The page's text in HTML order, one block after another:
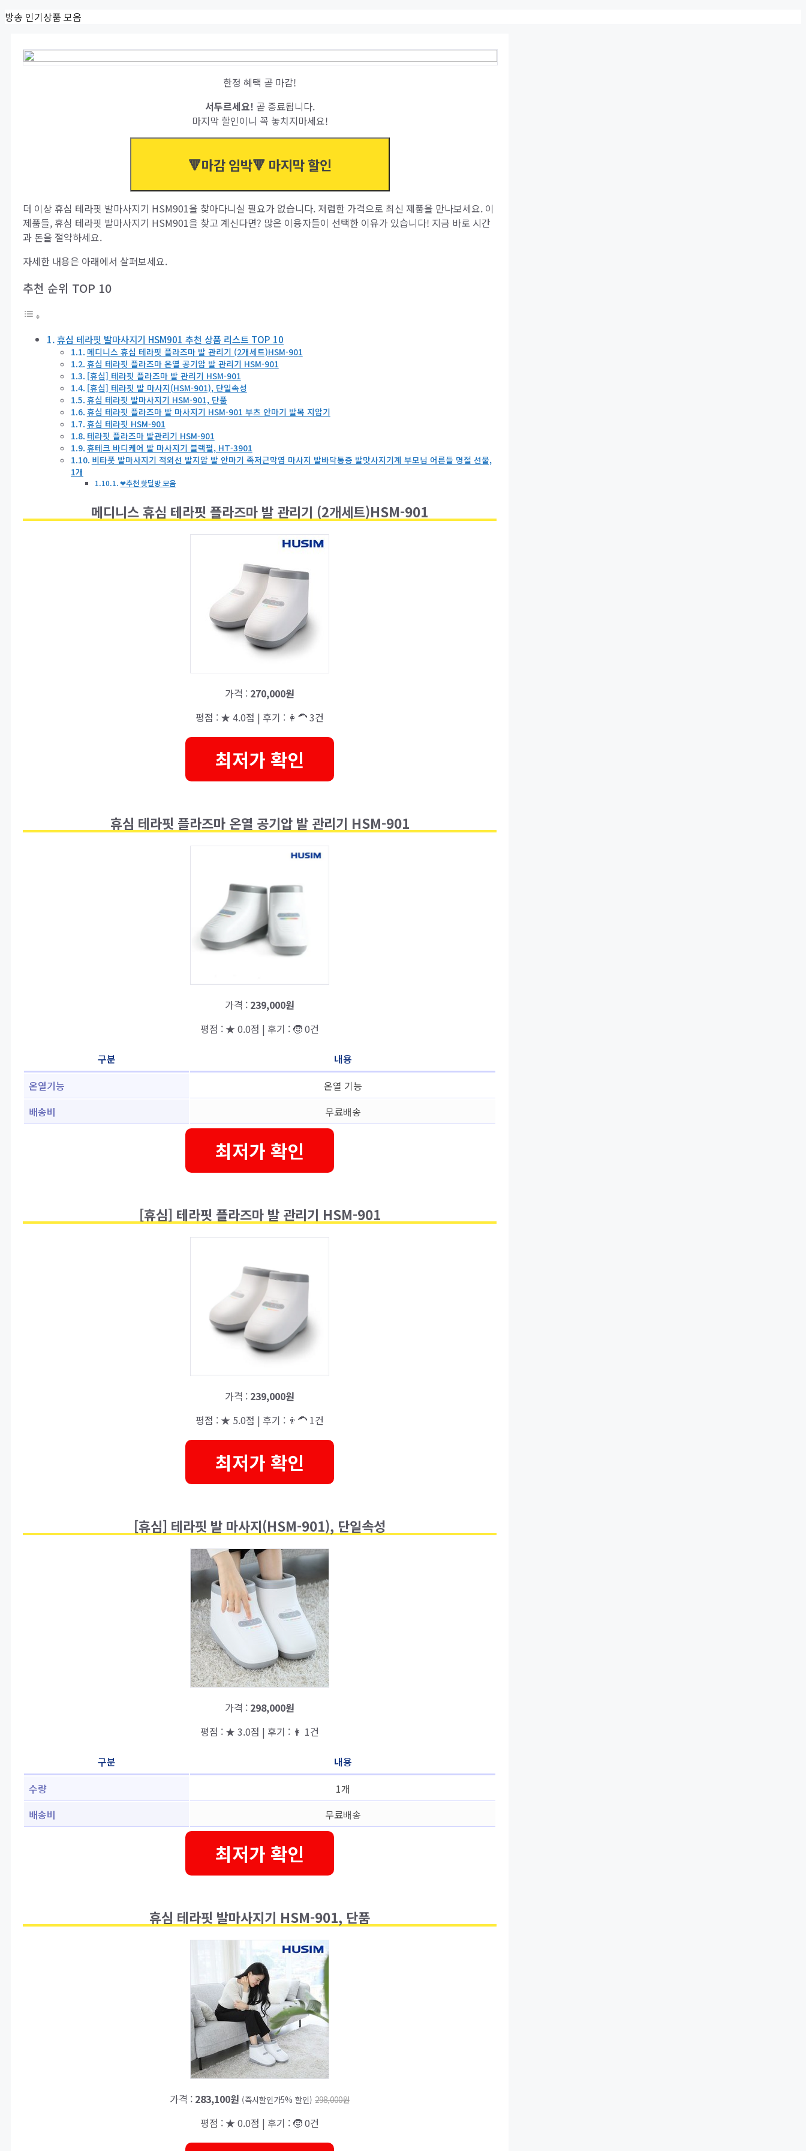
Skip
방송 인기상품 모음
한정 혜택 곧 마감!
서두르세요! 곧 종료됩니다.
마지막 할인이니 꼭 놓치지마세요!
🔻마감 임박🔻 마지막 할인
더 이상 휴심 테라핏 발마사지기 HSM901을 찾아다니실 필요가 없습니다. 저렴한 가격으로 최신 제품을 만나보세요. 이
제품들, 휴심 테라핏 발마사지기 HSM901을 찾고 계신다면? 많은 이용자들이 선택한 이유가 있습니다! 지금 바로 시간
과 돈을 절약하세요.
자세한 내용은 아래에서 살펴보세요.
추천 순위 TOP 10
휴심 테라핏 발마사지기 HSM901 추천 상품 리스트 TOP 10
메디니스 휴심 테라핏 플라즈마 발 관리기 (2개세트)HSM-901
휴심 테라핏 플라즈마 온열 공기압 발 관리기 HSM-901
[휴심] 테라핏 플라즈마 발 관리기 HSM-901
[휴심] 테라핏 발 마사지(HSM-901), 단일속성
휴심 테라핏 발마사지기 HSM-901, 단품
휴심 테라핏 플라즈마 발 마사지기 HSM-901 부츠 안마기 발목 지압기
휴심 테라핏 HSM-901
테라핏 플라즈마 발관리기 HSM-901
휴테크 바디케어 발 마사지기 블랙펄, HT-3901
비타풋 발마사지기 적외선 발지압 발 안마기 족저근막염 마사지 발바닥통증 발맛사지기계 부모님 어른들 명절 선물,
1개
❤추천 핫딜방 모음
메디니스 휴심 테라핏 플라즈마 발 관리기 (2개세트)HSM-901
가격 : 270,000원
평점 : ★ 4.0점 | 후기 : 👩‍🦱 3건
최저가 확인
휴심 테라핏 플라즈마 온열 공기압 발 관리기 HSM-901
가격 : 239,000원
평점 : ★ 0.0점 | 후기 : 🧒 0건
구분
내용
온열기능
온열 기능
배송비
무료배송
최저가 확인
[휴심] 테라핏 플라즈마 발 관리기 HSM-901
가격 : 239,000원
평점 : ★ 5.0점 | 후기 : 👨‍🦱 1건
최저가 확인
[휴심] 테라핏 발 마사지(HSM-901), 단일속성
가격 : 298,000원
평점 : ★ 3.0점 | 후기 : 👩 1건
구분
내용
수량
1개
배송비
무료배송
최저가 확인
휴심 테라핏 발마사지기 HSM-901, 단품
가격 : 283,100원 (즉시할인가5% 할인) 298,000원
평점 : ★ 0.0점 | 후기 : 🧒 0건